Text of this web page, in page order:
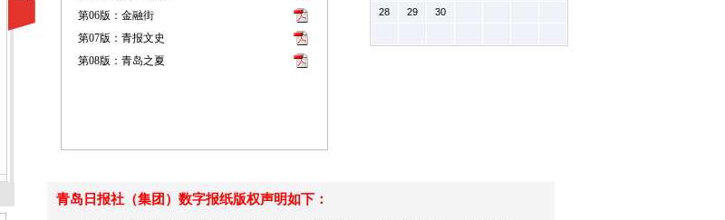
第06版：金融街
第07版：青报文史
第08版：青岛之夏
28
29 30
青岛日报社（集团）数字报纸版权声明如下：